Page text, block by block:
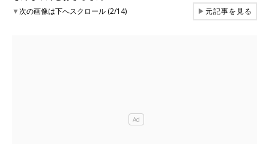
▼次の画像は下へスクロール (2/14) ▶元記事を見る